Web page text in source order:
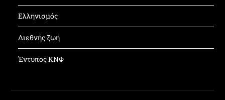
Ελληνισμός
Διεθνής ζωή
Έντυπος ΚΝΦ